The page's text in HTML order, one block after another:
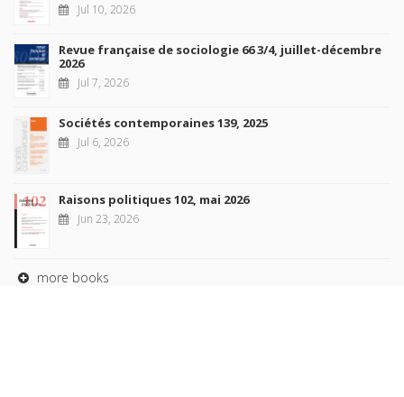
Jul 10, 2026
Revue française de sociologie 66 3/4, juillet-décembre
2026
Jul 7, 2026
Sociétés contemporaines 139, 2025
Jul 6, 2026
Raisons politiques 102, mai 2026
Jun 23, 2026
more books